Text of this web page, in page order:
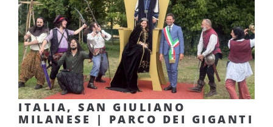
ITALIA, SAN GIULIANO
MILANESE | PARCO DEI GIGANTI